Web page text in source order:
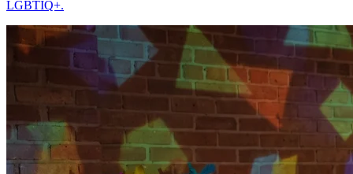
LGBTIQ+.